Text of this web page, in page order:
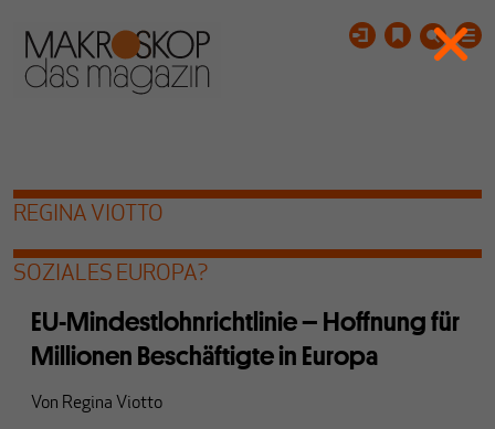
REGINA VIOTTO
SOZIALES EUROPA?
EU-Mindestlohnrichtlinie – Hoffnung für
Millionen Beschäftigte in Europa
Von Regina Viotto